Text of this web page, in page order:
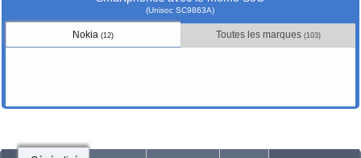
(Unisoc SC9863A)
Nokia(12) Toutes les marques (103)